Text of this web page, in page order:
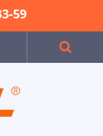
59